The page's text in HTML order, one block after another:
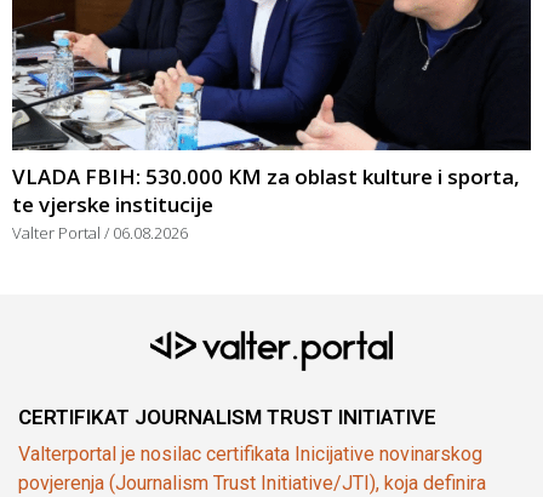
VLADA FBIH: 530.000 KM za oblast kulture i sporta,
te vjerske institucije
Valter Portal 06.08.2026
CERTIFIKAT JOURNALISM TRUST INITIATIVE
Valterportal je nosilac certifikata Inicijative novinarskog
povjerenja (Journalism Trust Initiative/JTI), koja definira